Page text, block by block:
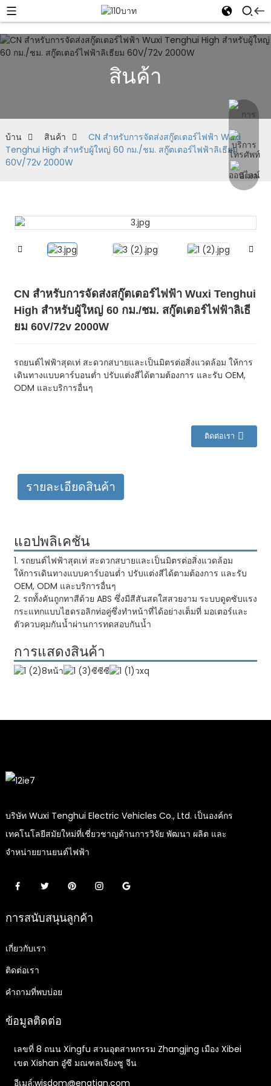
สินค้า
บ้าน สินค้า
CN สำหรับการจัดส่งสกู๊ตเตอร์ไฟฟ้า Wuxi
Tenghui High สำหรับผู้ใหญ่ 60 กม./ชม. สกู๊ตเตอร์ไฟฟ้าลิเธียม
60V/72v 2000W
CN สำหรับการจัดส่งสกู๊ตเตอร์ไฟฟ้า Wuxi Tenghui
High สำหรับผู้ใหญ่ 60 กม./ชม. สกู๊ตเตอร์ไฟฟ้าลิเธี
ยม 60V/72v 2000W
รถยนต์ไฟฟ้าสุดเท่ สะดวกสบายและเป็นมิตรต่อสิ่งแวดล้อม ให้การ
เดินทางแบบคาร์บอนต่ำ ปรับแต่งสีได้ตามต้องการ และรับ OEM,
ODM และบริการอื่นๆ
ติดต่อเรา
รายละเอียดสินค้า
แอปพลิเคชัน
1. รถยนต์ไฟฟ้าสุดเท่ สะดวกสบายและเป็นมิตรต่อสิ่งแวดล้อม
ให้การเดินทางแบบคาร์บอนต่ำ ปรับแต่งสีได้ตามต้องการ และรับ
OEM, ODM และบริการอื่นๆ
2. รถทั้งคันถูกทาสีด้วย ABS ซึ่งมีสีสันสดใสสวยงาม ระบบดูดซับแรง
กระแทกแบบไฮดรอลิกท่อคู่ซึ่งทำหน้าที่ได้อย่างเต็มที่ มอเตอร์และ
ตัวควบคุมกันน้ำผ่านการทดสอบกันน้ำ
การแสดงสินค้า
บริษัท Wuxi Tenghui Electric Vehicles Co., Ltd. เป็นองค์กร
เทคโนโลยีสมัยใหม่ที่เชี่ยวชาญด้านการวิจัย พัฒนา ผลิต และ
จำหน่ายยานยนต์ไฟฟ้า
การสนับสนุนลูกค้า
เกี่ยวกับเรา
ติดต่อเรา
คำถามที่พบบ่อย
ข้อมูลติดต่อ
เลขที่ 8 ถนน Xingfu สวนอุตสาหกรรม Zhangjing เมือง Xibei
เขต Xishan อู๋ซี มณฑลเจียงซู จีน
อีเมล์:wisdom@engtian.com